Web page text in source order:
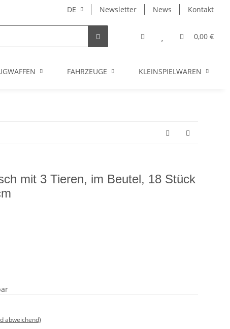
DE Newsletter News Kontakt
0,00 €
FAHRZEUGE KLEINSPIELWAREN
mit 3 Tieren, im Beutel, 18 Stück
abweichend)